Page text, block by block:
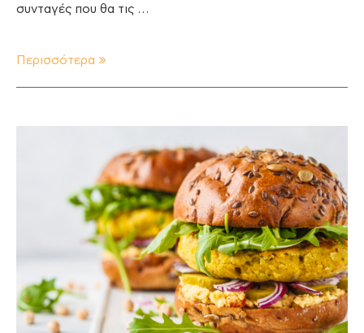
συνταγές που θα τις …
Περισσότερα